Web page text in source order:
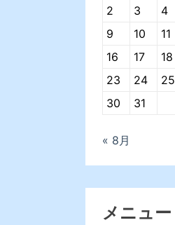
2
3 4
9
10 11
16
17 18
23
24 25
30
31
« 8月
メニュー